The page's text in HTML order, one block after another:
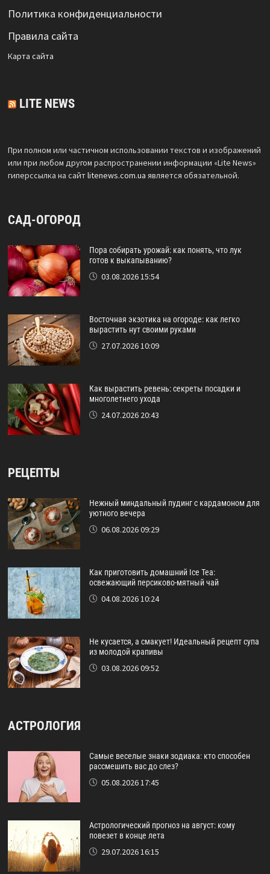
Политика конфиденциальности
Правила сайта
Карта сайта
LITE NEWS
При полном или частичном использовании текстов и изображений
или при любом другом распространении информации «Lite News»
гиперссылка на сайтlitenews.com.ua является обязательной.
САД-ОГОРОД
Пора собирать урожай: как понять, что лук
готов к выкапыванию?
03.08.2026 15:54
Восточная экзотика на огороде: как легко
вырастить нут своими руками
27.07.2026 10:09
Как вырастить ревень: секреты посадки и
многолетнего ухода
24.07.2026 20:43
РЕЦЕПТЫ
Нежный миндальный пудинг с кардамоном для
уютного вечера
06.08.2026 09:29
Как приготовить домашний Ice Tea:
освежающий персиково-мятный чай
04.08.2026 10:24
Не кусается, а смакует! Идеальный рецепт супа
из молодой крапивы
03.08.2026 09:52
АСТРОЛОГИЯ
Самые веселые знаки зодиака: кто способен
рассмешить вас до слез?
05.08.2026 17:45
Астрологический прогноз на август: кому
повезет в конце лета
29.07.2026 16:15